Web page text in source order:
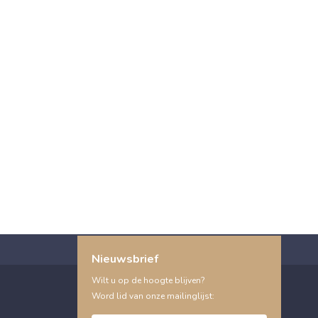
Nieuwsbrief
Wilt u op de hoogte blijven?
Word lid van onze mailinglijst: